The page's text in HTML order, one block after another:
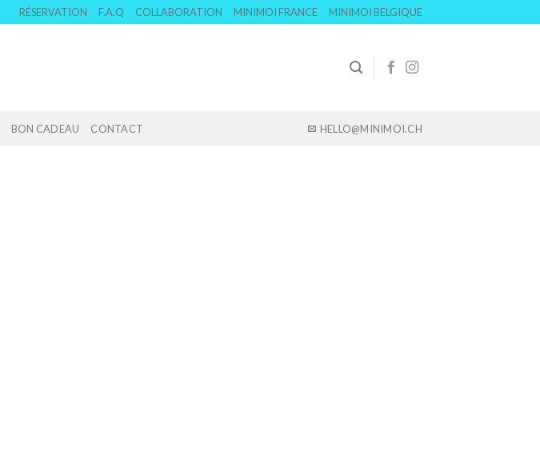
RÉSERVATION F.A.Q COLLABORATION MINIMOI FRANCE MINIMOI BELGIQUE
BON CADEAU CONTACT HELLO@MINIMOI.CH